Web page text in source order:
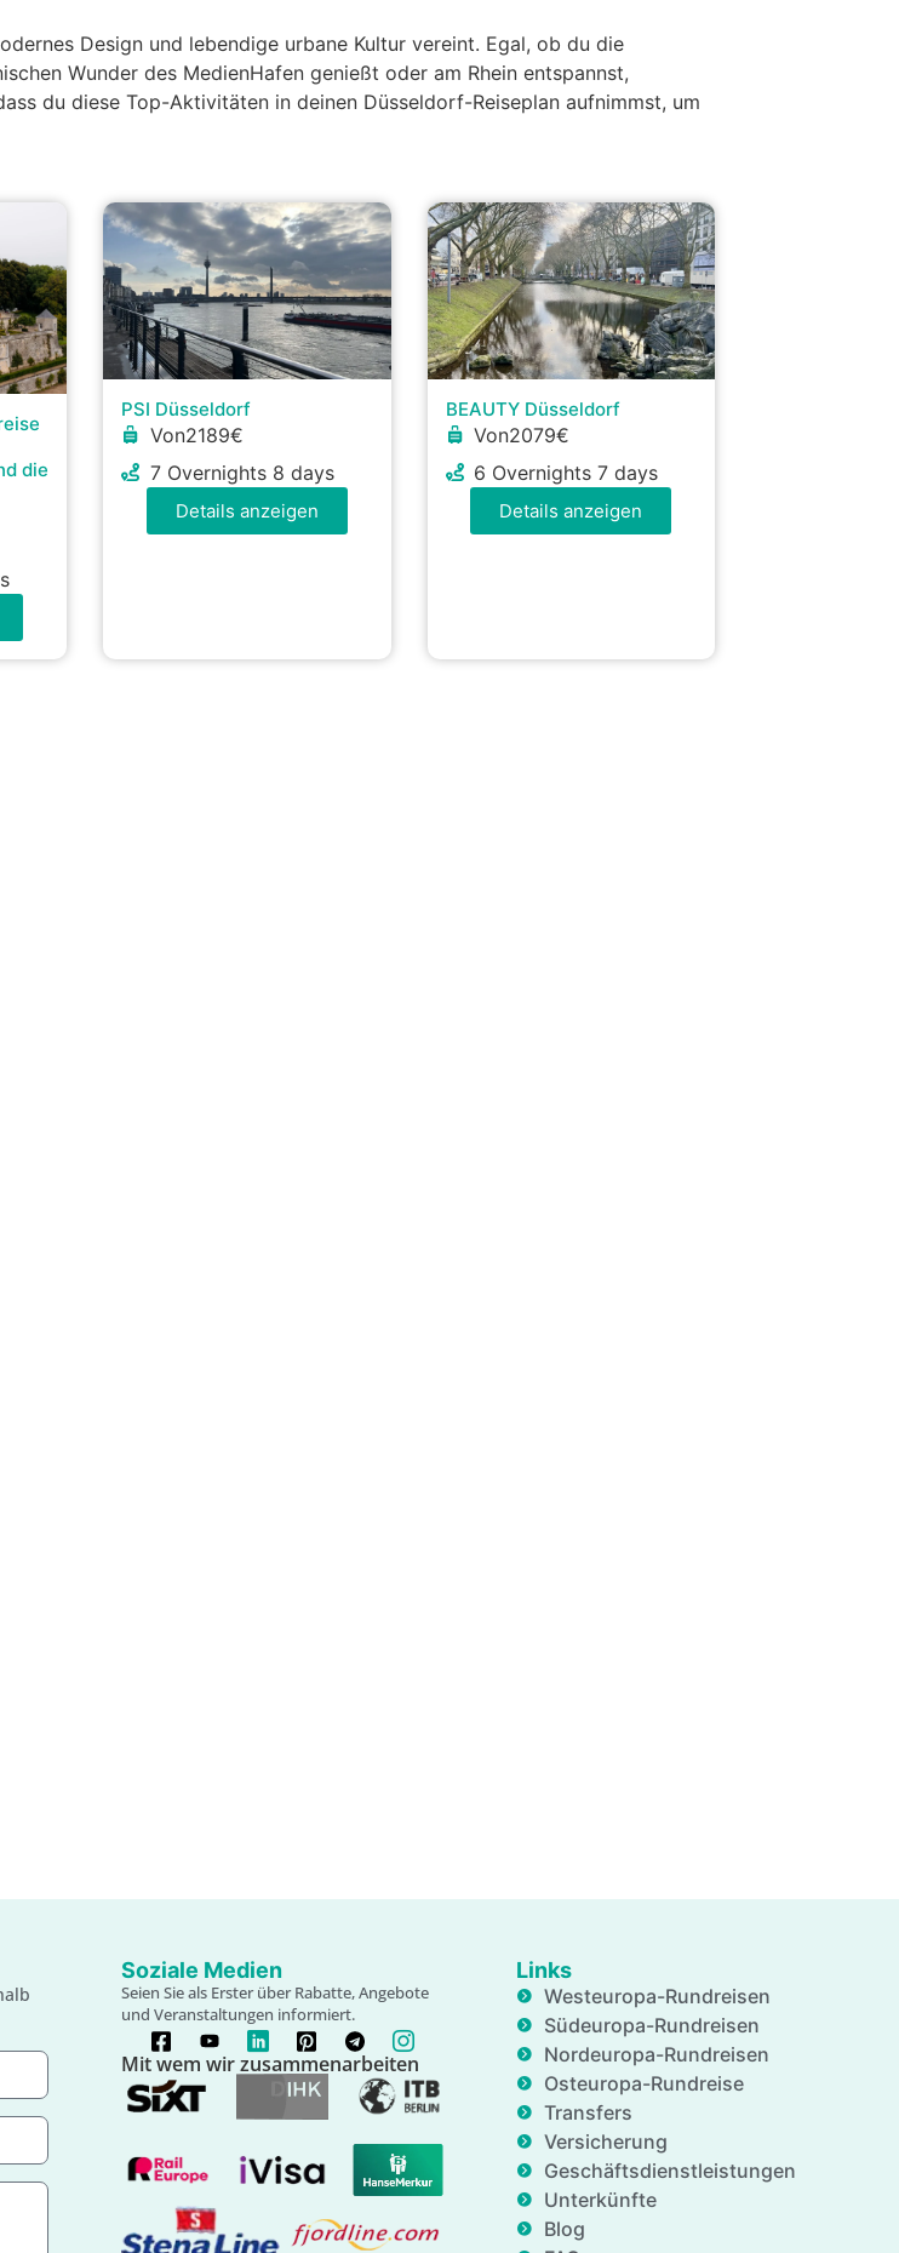
Design und lebendige urbane Kultur vereint. Egal, ob du die
Wunder des MedienHafen genießt oder am Rhein entspannst,
du diese Top-Aktivitäten in deinen Düsseldorf-Reiseplan aufnimmst, um
die
PSI Düsseldorf
Von2189€
7 Overnights 8 days
Details anzeigen
BEAUTY Düsseldorf
Von2079€
6 Overnights 7 days
Details anzeigen
Soziale Medien
Seien Sie als Erster über Rabatte, Angebote
und Veranstaltungen informiert.
Mit wem wir zusammenarbeiten
Links
Westeuropa-Rundreisen
Südeuropa-Rundreisen
Nordeuropa-Rundreisen
Osteuropa-Rundreise
Transfers
Versicherung
Geschäftsdienstleistungen
Unterkünfte
Blog